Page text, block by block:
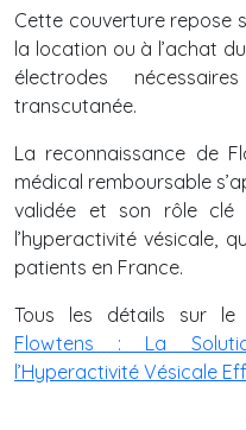
Cette couverture repose
la location ou à l’achat
électrodes
transcutanée.
La reconnaissance de
médical remboursable
validée et son rôle
l’hyperactivité vésicale,
patients en France.
Tous les détails sur le
Flowtens : La
l’Hyperactivité Vésicale